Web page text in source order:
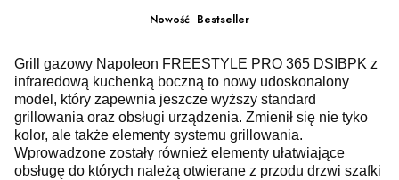
Nowość Bestseller
Grill gazowy Napoleon FREESTYLE PRO 365 DSIBPK z
infraredową kuchenką boczną to nowy udoskonalony
model, który zapewnia jeszcze wyższy standard
grillowania oraz obsługi urządzenia. Zmienił się nie tyko
kolor, ale także elementy systemu grillowania.
Wprowadzone zostały również elementy ułatwiające
obsługę do których należą otwierane z przodu drzwi szafki